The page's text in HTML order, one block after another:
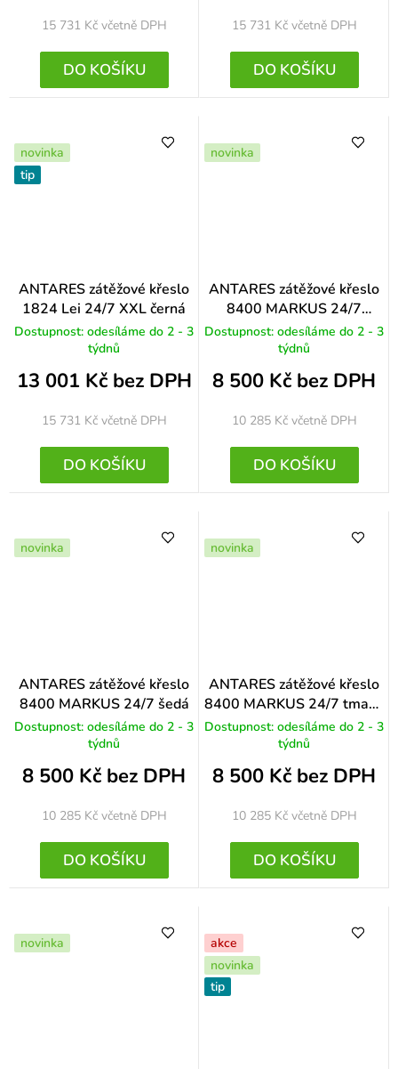
15 731 Kč včetně DPH
DO KOŠÍKU
15 731 Kč včetně DPH
DO KOŠÍKU
novinka
tip
ANTARES zátěžové křeslo
1824 Lei 24/7 XXL černá
Dostupnost: odesíláme do 2 - 3
týdnů
13 001 Kč bez DPH
15 731 Kč včetně DPH
DO KOŠÍKU
novinka
ANTARES zátěžové křeslo
8400 MARKUS 24/7
vínová
Dostupnost: odesíláme do 2 - 3
týdnů
8 500 Kč bez DPH
10 285 Kč včetně DPH
DO KOŠÍKU
novinka
ANTARES zátěžové křeslo
8400 MARKUS 24/7 šedá
Dostupnost: odesíláme do 2 - 3
týdnů
8 500 Kč bez DPH
10 285 Kč včetně DPH
DO KOŠÍKU
novinka
ANTARES zátěžové křeslo
8400 MARKUS 24/7 tmavě
modrá
Dostupnost: odesíláme do 2 - 3
týdnů
8 500 Kč bez DPH
10 285 Kč včetně DPH
DO KOŠÍKU
novinka
akce
novinka
tip